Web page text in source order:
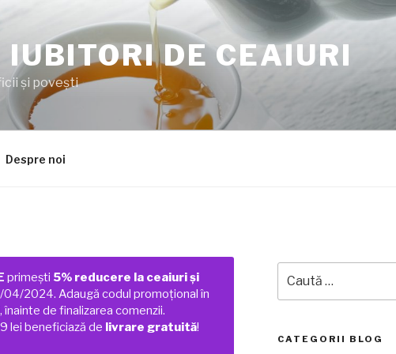
DE CEAIURI
şi poveşti
Despre noi
primești 5% reducere la ceaiuri și
04/2024. Adaugă codul promoțional în
de finalizarea comenzii.
lei beneficiază de livrare gratuită!
după:
CATEGORII BLOG